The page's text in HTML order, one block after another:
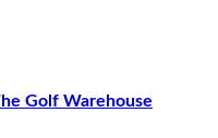
Golf Warehouse